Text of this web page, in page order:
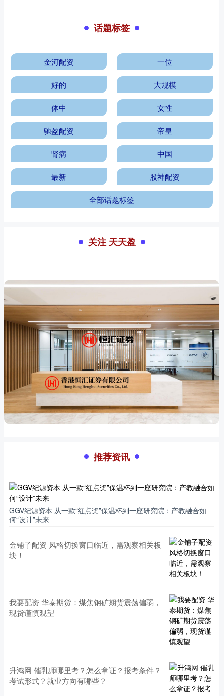
话题标签
金河配资 一位
好的 大规模
体中 女性
驰盈配资 帝皇
肾病 中国
最新 股神配资
全部话题标签
关注 天天盈
推荐资讯
GGV纪源资本 从一款“红点奖”保温杯到一座研究院：产教融合如
何“设计”未来
金铺子配资 风格切换窗口临近，需观察相关板
块！
我要配资 华泰期货：煤焦钢矿期货震荡偏弱，
现货谨慎观望
升鸿网 催乳师哪里考？怎么拿证？报考条件？
考试形式？就业方向有哪些？